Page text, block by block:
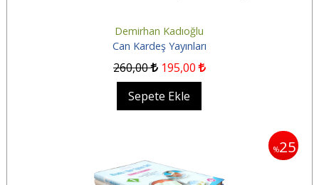
Demirhan Kadıoğlu
Can Kardeş Yayınları
260,00 195,00
Sepete Ekle
%25